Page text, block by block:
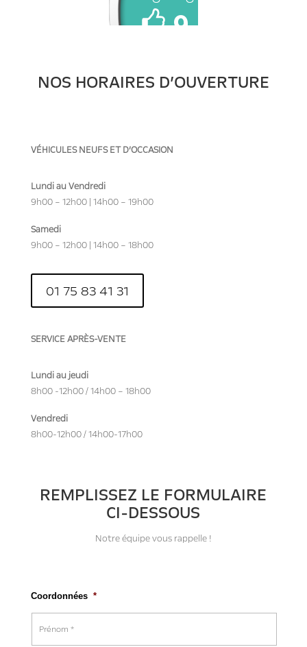
NOS HORAIRES D’OUVERTURE
VÉHICULES NEUFS ET D’OCCASION
Lundi au Vendredi
9h00 – 12h00 | 14h00 – 19h00
Samedi
9h00 – 12h00 | 14h00 – 18h00
01 75 83 41 31
SERVICE APRÈS-VENTE
Lundi au jeudi
8h00 -12h00 / 14h00 – 18h00
Vendredi
8h00-12h00 / 14h00-17h00
REMPLISSEZ LE FORMULAIRE
CI-DESSOUS
Notre équipe vous rappelle !
Coordonnées *